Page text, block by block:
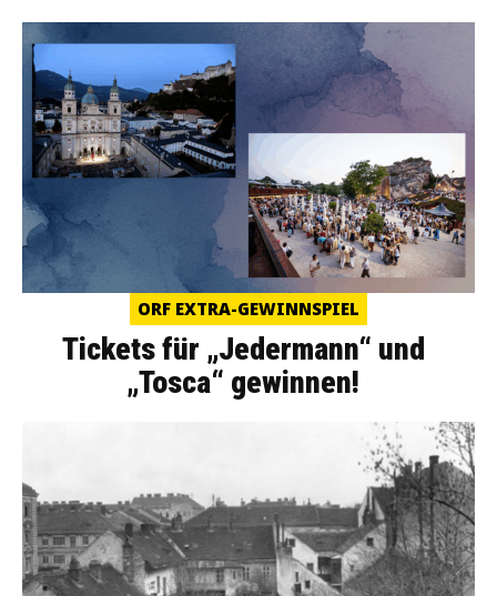
ORF EXTRA-GEWINNSPIEL
Tickets für „Jedermann“ und
„Tosca“ gewinnen!